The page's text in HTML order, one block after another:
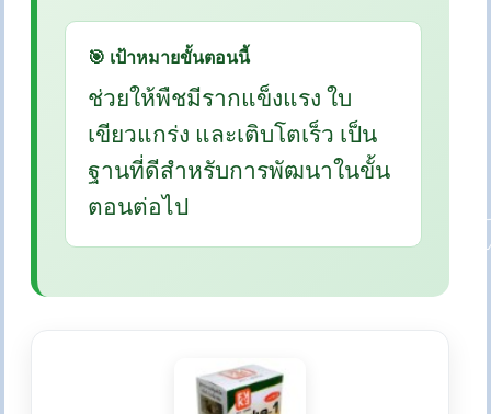
🎯 เป้าหมายขั้นตอนนี้
ช่วยให้พืชมีรากแข็งแรง ใบ
เขียวแกร่ง และเติบโตเร็ว เป็น
ฐานที่ดีสำหรับการพัฒนาในขั้น
ตอนต่อไป